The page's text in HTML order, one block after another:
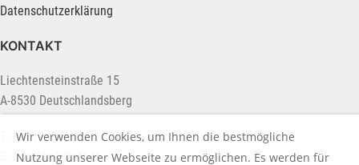
Datenschutzerklärung
KONTAKT
Liechtensteinstraße 15
A-8530 Deutschlandsberg
T. +43 (0) 3462 2222
info@holztreff.at
Wir verwenden Cookies, um Ihnen die bestmögliche
Nutzung unserer Webseite zu ermöglichen. Es werden für